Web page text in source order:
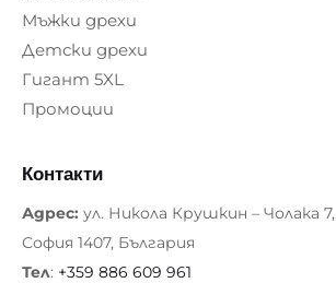
Мъжки дрехи
Детски дрехи
Гигант 5XL
Промоции
Контакти
Адрес: ул. Никола Крушкин – Чолака 7,
София 1407, България
Тел: +359 886 609 961